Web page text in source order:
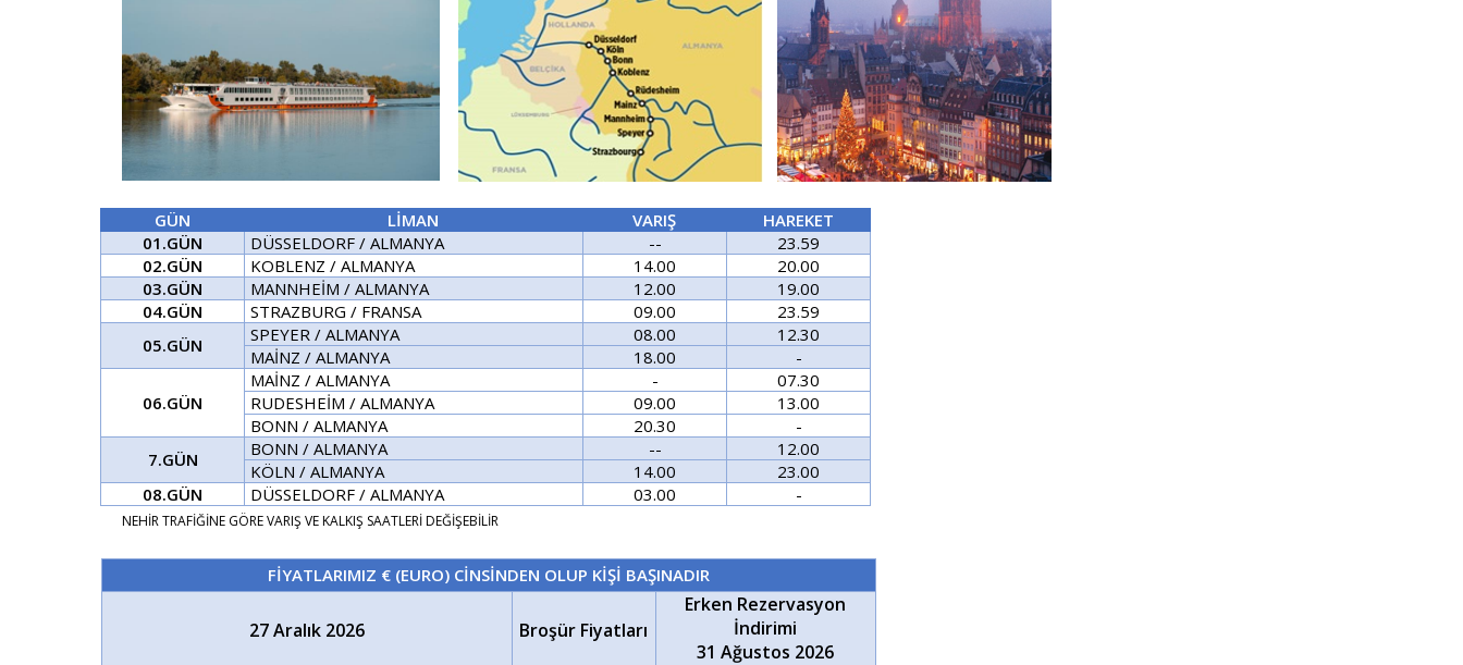
GÜN LİMAN VARIŞ
HAREKET
01.GÜN
DÜSSELDORF / ALMANYA --
23.59
02.GÜN
KOBLENZ / ALMANYA 14.00
20.00
03.GÜN
MANNHEİM / ALMANYA 12.00
19.00
04.GÜN
STRAZBURG / FRANSA 09.00
23.59
05.GÜN
SPEYER / ALMANYA 08.00
12.30
MAİNZ / ALMANYA
18.00 -
06.GÜN
MAİNZ / ALMANYA -
07.30
RUDESHEİM / ALMANYA
09.00
13.00
BONN / ALMANYA
20.30
-
7.GÜN
BONN / ALMANYA --
12.00
KÖLN / ALMANYA
14.00
23.00
08.GÜN
DÜSSELDORF / ALMANYA 03.00 -
NEHİR TRAFİĞİNE GÖRE VARIŞ VE KALKIŞ SAATLERİ DEĞİŞEBİLİR
FİYATLARIMIZ € (EURO) CİNSİNDEN OLUP KİŞİ BAŞINADIR
27 Aralık 2026 Broşür Fiyatları
Erken Rezervasyon
İndirimi
31 Ağustos 2026